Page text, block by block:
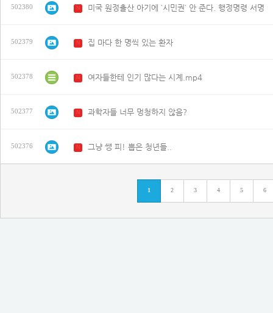
502380 N 미국 원정출산 아기에 `시민권` 안 준다. 행정명령 서명
502379 N 집 마다 한 명씩 있는 환자
502378 N 여자들한테 인기 많다는 시계.mp4
502377 N 과학자들 너무 멍청하지 않음?
502376 N 그냥 쌩 피! 뽑은 청년들..
1 2 3 4 5 6